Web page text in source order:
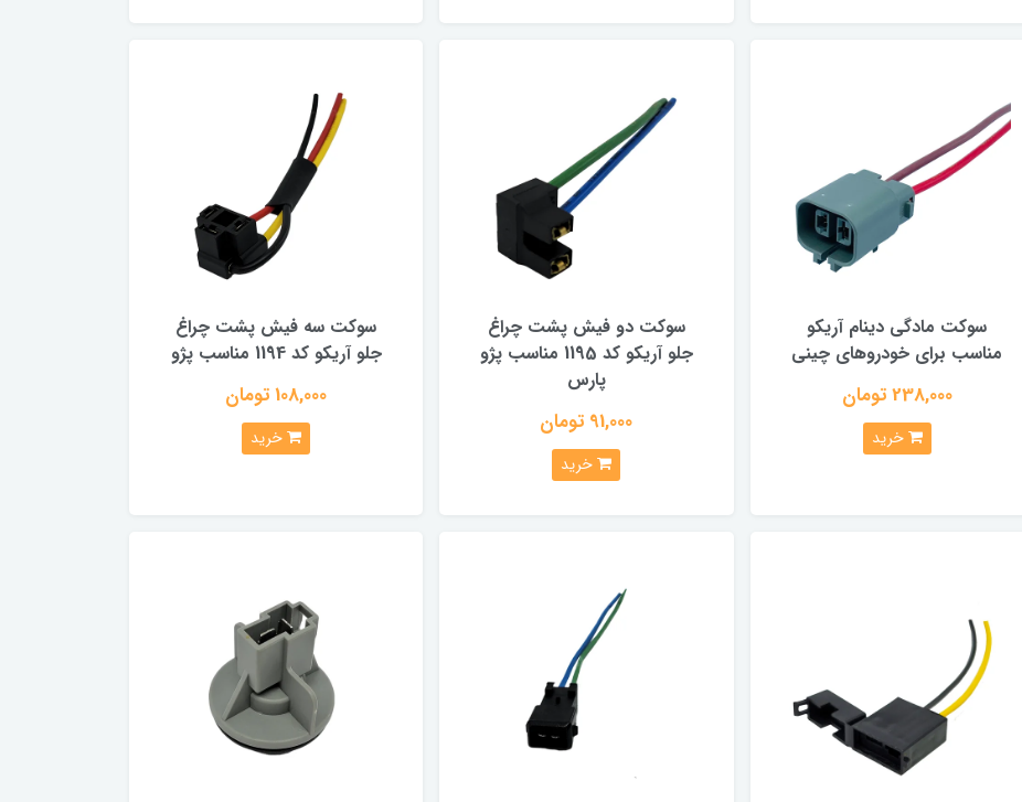
سوکت مادگی دینام آریکو
مناسب برای خودروهای چینی
238,000 تومان
خرید
سوکت دو فیش پشت چراغ
جلو آریکو کد 1195 مناسب پژو
پارس
91,000 تومان
خرید
سوکت سه فیش پشت چراغ
جلو آریکو کد 1194 مناسب پژو
108,000 تومان
خرید